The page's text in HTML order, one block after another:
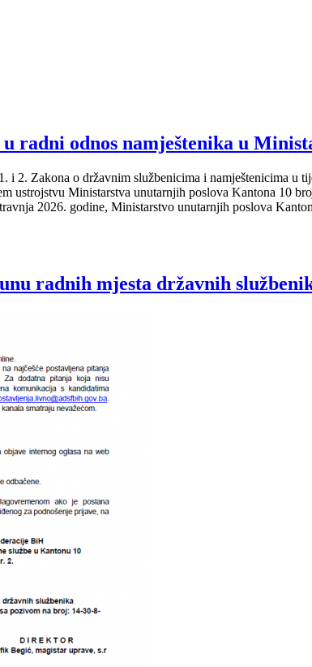
radni odnos namještenika u
i 2. Zakona o državnim službenicima i namještenicima u
ustrojstvu Ministarstva unutarnjih poslova Kantona 10
2026. godine, Ministarstvo unutarnjih poslova
radnih mjesta državnih